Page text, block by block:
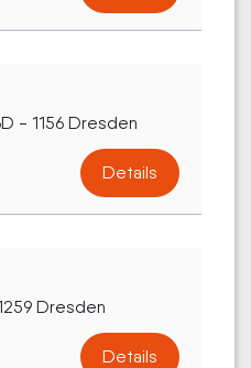
- 1156 Dresden
Details
Dresden
Details